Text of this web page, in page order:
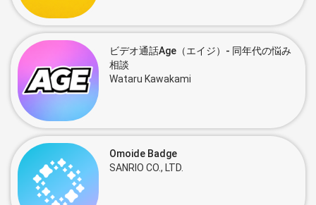
ビデオ通話Age（エイジ）- 同年代の悩み
相談
Wataru Kawakami
Omoide Badge
SANRIO CO., LTD.